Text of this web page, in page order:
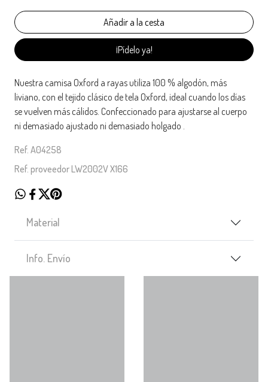
¡Pídelo ya!
Nuestra camisa Oxford a rayas utiliza 100 % algodón, más
liviano, con el tejido clásico de tela Oxford, ideal cuando los días
se vuelven más cálidos. Confeccionado para ajustarse al cuerpo
ni demasiado ajustado ni demasiado holgado .
Ref. A04258
Ref. proveedor LW2002V X166
Material
Info. Envío